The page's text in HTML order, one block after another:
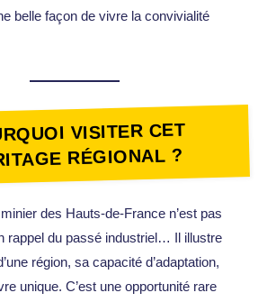
belle façon de vivre la convivialité
VISITER CET
RÉGIONAL ?
des Hauts-de-France n’est pas
rappel du passé industriel… Il illustre
région, sa capacité d’adaptation,
unique. C’est une opportunité rare